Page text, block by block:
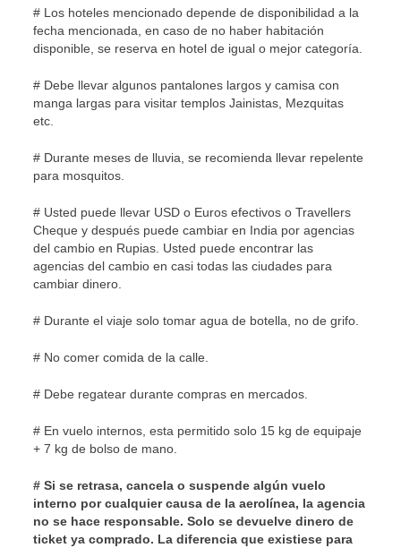
# Los hoteles mencionado depende de disponibilidad a la
fecha mencionada, en caso de no haber habitación
disponible, se reserva en hotel de igual o mejor categoría.
# Debe llevar algunos pantalones largos y camisa con
manga largas para visitar templos Jainistas, Mezquitas
etc.
# Durante meses de lluvia, se recomienda llevar repelente
para mosquitos.
# Usted puede llevar USD o Euros efectivos o Travellers
Cheque y después puede cambiar en India por agencias
del cambio en Rupias. Usted puede encontrar las
agencias del cambio en casi todas las ciudades para
cambiar dinero.
# Durante el viaje solo tomar agua de botella, no de grifo.
# No comer comida de la calle.
# Debe regatear durante compras en mercados.
# En vuelo internos, esta permitido solo 15 kg de equipaje
+ 7 kg de bolso de mano.
# Si se retrasa, cancela o suspende algún vuelo
interno por cualquier causa de la aerolínea, la agencia
no se hace responsable. Solo se devuelve dinero de
ticket ya comprado. La diferencia que existiese para